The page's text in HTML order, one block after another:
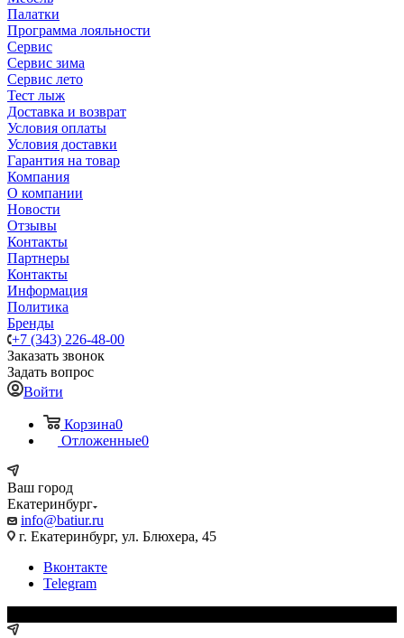
Палатки
Программа лояльности
Сервис
Сервис зима
Сервис лето
Тест лыж
Доставка и возврат
Условия оплаты
Условия доставки
Гарантия на товар
Компания
О компании
Новости
Отзывы
Контакты
Партнеры
Контакты
Информация
Политика
Бренды
+7 (343) 226-48-00
Заказать звонок
Задать вопрос
Войти
Корзина0
Отложенные0
Ваш город
Екатеринбург
info@batiur.ru
г. Екатеринбург, ул. Блюхера, 45
Вконтакте
Telegram